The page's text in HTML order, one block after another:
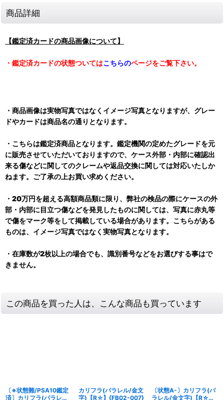
商品詳細
【鑑定済カードの商品画像について】
・鑑定済カードの状態ついてはこちらのページをご覧下さい。
・商品画像は実物写真ではなくイメージ写真となりますが、グレー
ドやカードは商品名の通りとなります。
・こちらは鑑定済商品となります。鑑定機関の定めたグレードを元
に販売させていただいておりますので、ケース外部・内部に確認出
来る傷などに関してのクレームや返品交換に関しては対応いたしか
ねます。ご了承の上お買い求めください。
・20万円を超える高額商品類に限り、弊社の検品の際にケースの外
部・内部に目立つ傷などを発見したものに関しては、写真に赤丸等
で傷をマーク等をして掲載している場合があります。こちらがある
ものは、イメージ写真ではなく実物写真となります。
・在庫数が2枚以上の場合でも、識別番号などをお選びする事はで
きません。
この商品を買った人は、こんな商品も買っています
〔※状態難/PSA10鑑定
済〕カリフラ(パラレル/
カリフラ(パラレル/金文
字)【R☆】{FB02-007}
〔状態A-〕カリフラ(パ
ラレル/金文字)【R☆】